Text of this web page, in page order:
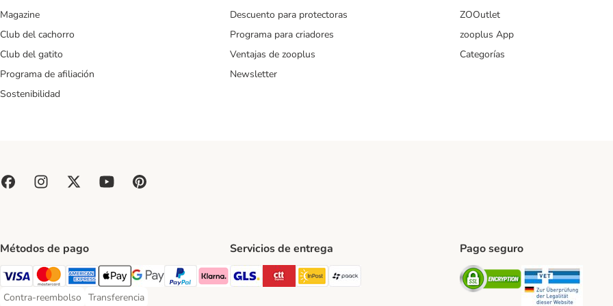
Magazine
Club del cachorro
Club del gatito
Programa de afiliación
Sostenibilidad
Descuento para protectoras
Programa para criadores
Ventajas de zooplus
Newsletter
ZOOutlet
zooplus App
Categorías
Métodos de pago
Visa Payment Method
Mastercard Payment Method
American Express Payment Method
Apple Pay Payment Method
Google Pay Payment Method
PayPal Payment Method
Klarna Payment Method
Contra-reembolso
Contra-reembolso Payment Method
Transferencia
Transferencia Payment Method
Servicios de entrega
GLS Shipping Method
CTTExpress Shipping Method
InPost Shipping Method
Pago seguro
Security